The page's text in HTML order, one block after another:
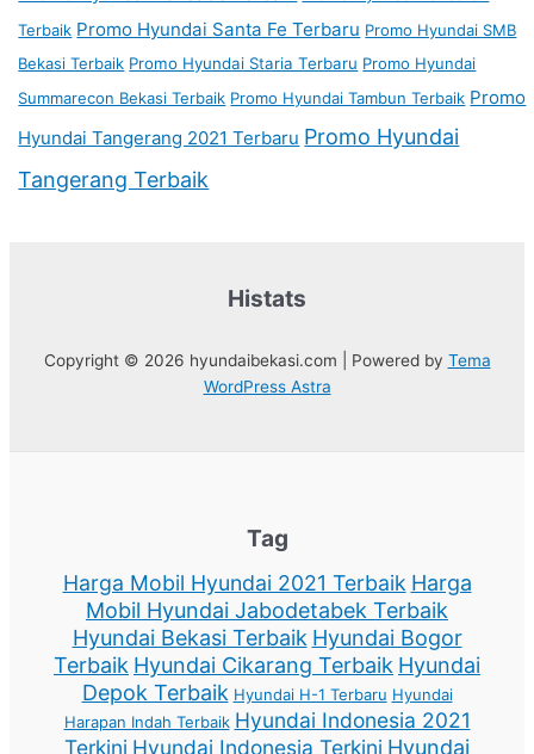
Terbaik Promo Hyundai Santa Fe Terbaru Promo Hyundai SMB
Bekasi Terbaik Promo Hyundai Staria Terbaru Promo Hyundai
Summarecon Bekasi Terbaik Promo Hyundai Tambun Terbaik Promo
Hyundai Tangerang 2021 Terbaru Promo Hyundai
Tangerang Terbaik
Histats
Copyright © 2026 hyundaibekasi.com | Powered by Tema
WordPress Astra
Tag
Harga Mobil Hyundai 2021 Terbaik Harga
Mobil Hyundai Jabodetabek Terbaik
Hyundai Bekasi Terbaik Hyundai Bogor
Terbaik Hyundai Cikarang Terbaik Hyundai
Depok Terbaik Hyundai H-1 Terbaru Hyundai
Harapan Indah Terbaik Hyundai Indonesia 2021
Terkini Hyundai Indonesia Terkini Hyundai